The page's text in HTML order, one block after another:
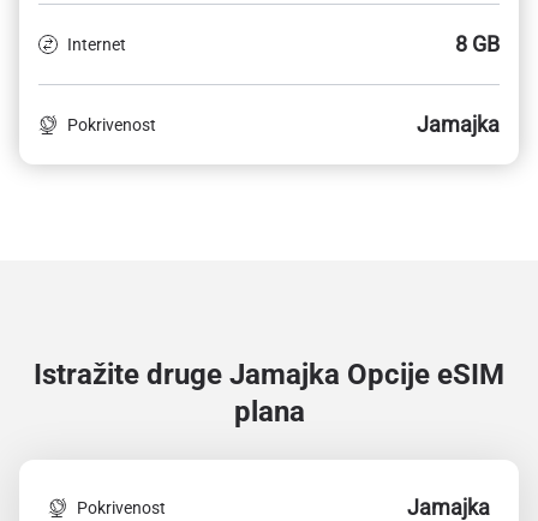
Internet 8 GB
Pokrivenost Jamajka
Istražite druge Jamajka Opcije eSIM
plana
Pokrivenost Jamajka